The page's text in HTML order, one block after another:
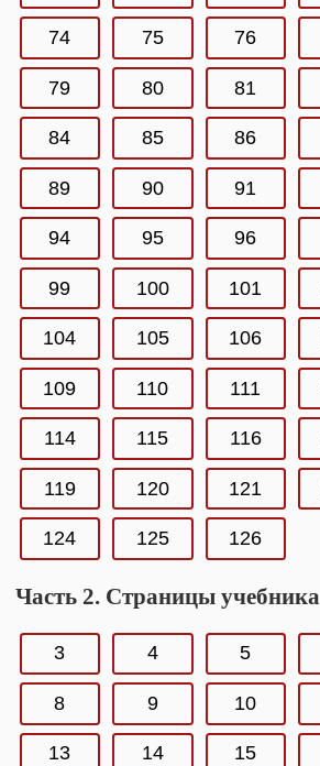
74 75 76
79 80 81
84 85 86
89 90 91
94 95 96
99 100 101
104 105 106
109 110 111
114 115 116
119 120 121
124 125 126
Часть 2. Страницы учебника
3 4 5
8 9 10
13 14 15